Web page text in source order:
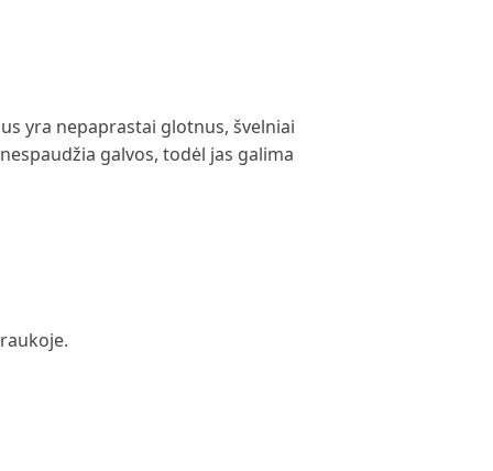
yra nepaprastai glotnus, švelniai
galvos, todėl jas galima